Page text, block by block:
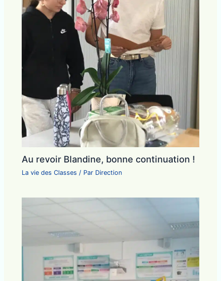
Au revoir Blandine, bonne continuation !
La vie des Classes / Par Direction